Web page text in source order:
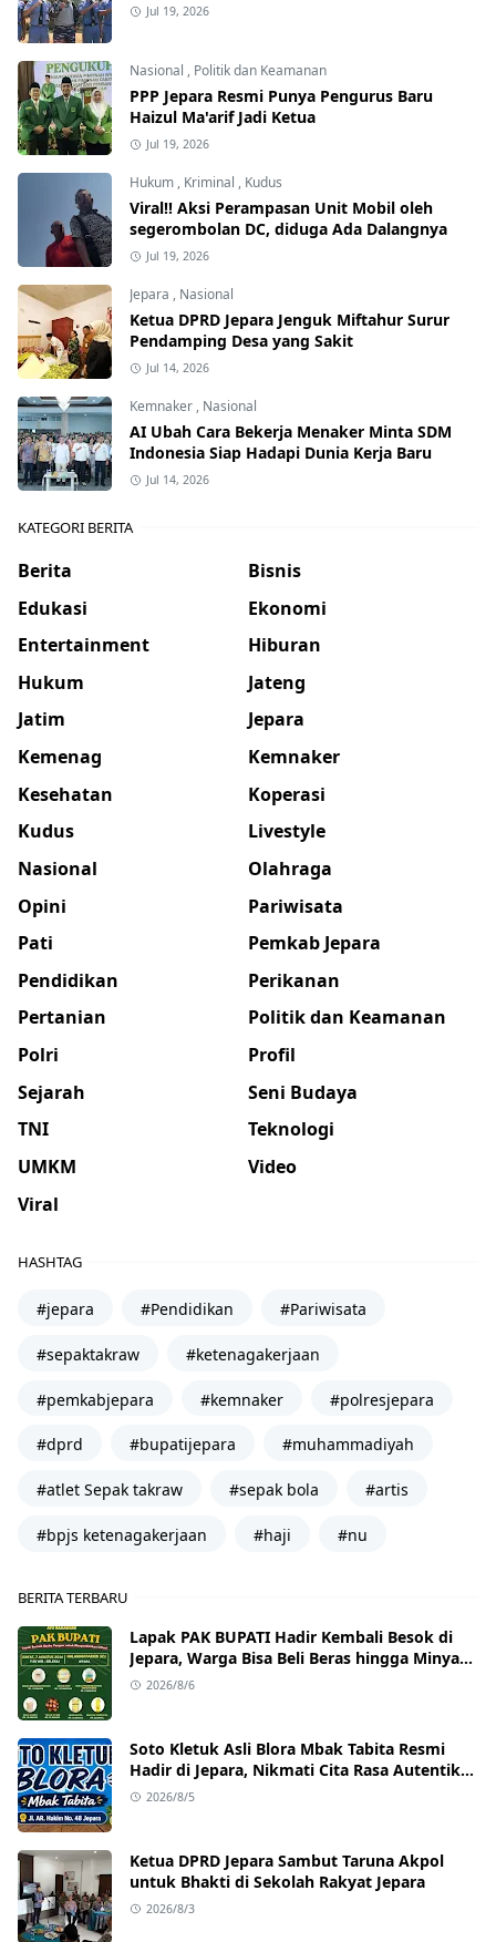
Jul 19, 2026
Nasional , Politik dan Keamanan
PPP Jepara Resmi Punya Pengurus Baru
Haizul Ma'arif Jadi Ketua
Jul 19, 2026
Hukum , Kriminal , Kudus
Viral!! Aksi Perampasan Unit Mobil oleh
segerombolan DC, diduga Ada Dalangnya
Jul 19, 2026
Jepara , Nasional
Ketua DPRD Jepara Jenguk Miftahur Surur
Pendamping Desa yang Sakit
Jul 14, 2026
Kemnaker , Nasional
AI Ubah Cara Bekerja Menaker Minta SDM
Indonesia Siap Hadapi Dunia Kerja Baru
Jul 14, 2026
KATEGORI BERITA
Berita
Bisnis
Edukasi
Ekonomi
Entertainment
Hiburan
Hukum
Jateng
Jatim
Jepara
Kemenag
Kemnaker
Kesehatan
Koperasi
Kudus
Livestyle
Nasional
Olahraga
Opini
Pariwisata
Pati
Pemkab Jepara
Pendidikan
Perikanan
Pertanian
Politik dan Keamanan
Polri
Profil
Sejarah
Seni Budaya
TNI
Teknologi
UMKM
Video
Viral
HASHTAG
#jepara #Pendidikan #Pariwisata
#sepaktakraw #ketenagakerjaan
#pemkabjepara #kemnaker #polresjepara
#dprd #bupatijepara #muhammadiyah
#atlet Sepak takraw #sepak bola #artis
#bpjs ketenagakerjaan #haji #nu
BERITA TERBARU
Lapak PAK BUPATI Hadir Kembali Besok di
Jepara, Warga Bisa Beli Beras hingga Minyak
Goreng dengan Harga Terjangkau
2026/8/6
Soto Kletuk Asli Blora Mbak Tabita Resmi
Hadir di Jepara, Nikmati Cita Rasa Autentik
Mulai Rp10 Ribu
2026/8/5
Ketua DPRD Jepara Sambut Taruna Akpol
untuk Bhakti di Sekolah Rakyat Jepara
2026/8/3